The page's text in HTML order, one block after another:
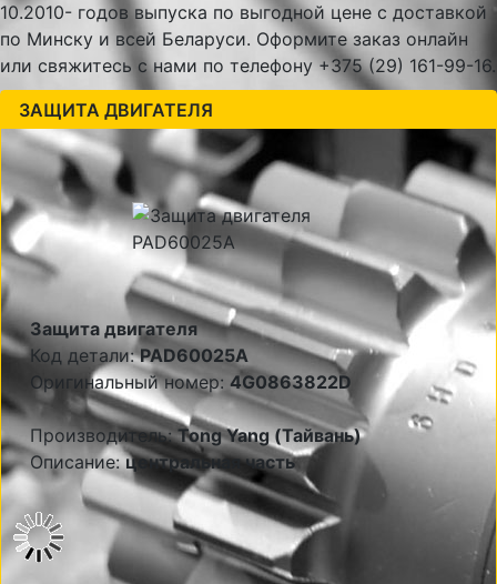
10.2010- годов выпуска по выгодной цене с доставкой
по Минску и всей Беларуси. Оформите заказ онлайн
или свяжитесь с нами по телефону +375 (29) 161-99-16.
ЗАЩИТА ДВИГАТЕЛЯ
Защита двигателя
Код детали:PAD60025A
Оригинальный номер: 4G0863822D
Производитель:Tong Yang (Тайвань)
Описание:центральная часть